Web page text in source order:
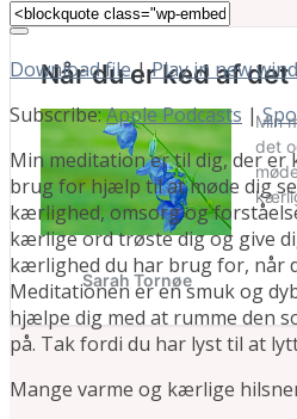
Download file|Play in new
Subscribe:Apple Podcasts |
Min meditation er til dig, der er
brug for hjælp til at møde dig
kærlighed, omsorg og
kærlige ord trøste dig og give
kærlighed du har brug for, når
Meditationen er en smuk og
hjælpe dig med at rumme den
på. Tak fordi du har lyst til at
Mange varme og kærlige